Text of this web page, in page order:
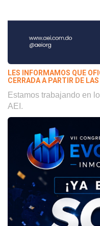
LES INFORMAMOS QUE
CERRADA A PARTIR DE
Estamos trabajando en
AEI.